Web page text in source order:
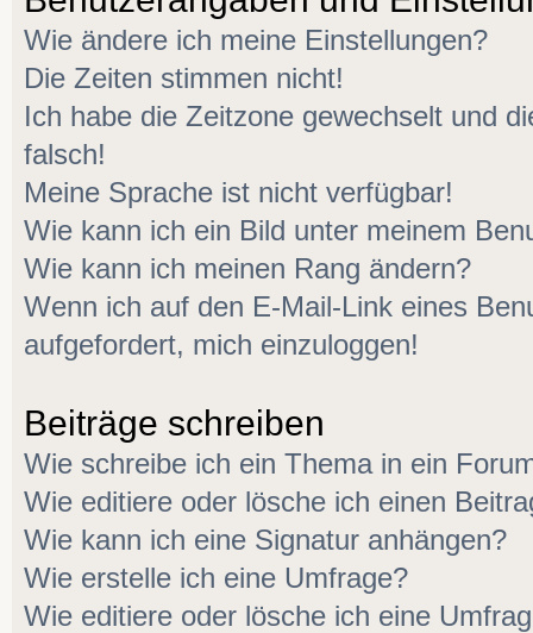
Wie ändere ich meine Einstellungen?
Die Zeiten stimmen nicht!
Ich habe die Zeitzone gewechselt und
falsch!
Meine Sprache ist nicht verfügbar!
Wie kann ich ein Bild unter meinem
Wie kann ich meinen Rang ändern?
Wenn ich auf den E-Mail-Link eines
aufgefordert, mich einzuloggen!
Beiträge schreiben
Wie schreibe ich ein Thema in ein
Wie editiere oder lösche ich einen
Wie kann ich eine Signatur anhängen?
Wie erstelle ich eine Umfrage?
Wie editiere oder lösche ich eine